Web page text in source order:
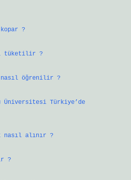
?
tüketilir ?
nasıl öğrenilir ?
Üniversitesi Türkiye’de
alınır ?
?